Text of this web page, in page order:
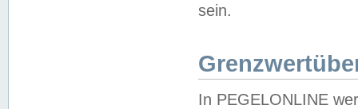
sein.
In PEGELONLINE